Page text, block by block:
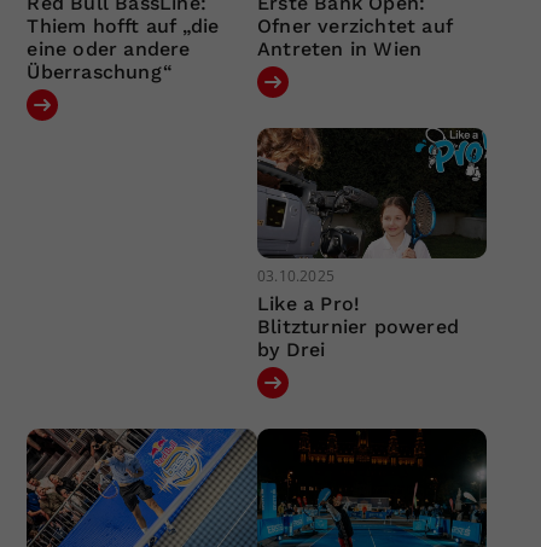
Thiem hofft auf „die
eine oder andere
Überraschung“
Ofner verzichtet auf
Antreten in Wien
03.10.2025
Like a Pro!
Blitzturnier powered
by Drei